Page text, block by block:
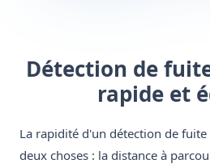
Détection de
rapide et
La rapidité d'un détection de fuite
deux choses : la distance à